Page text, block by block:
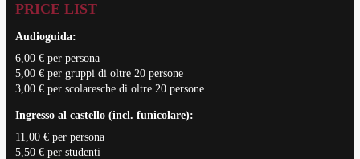
PRICE LIST
Audioguida:
6,00 € per persona
5,00 € per gruppi di oltre 20 persone
3,00 € per scolaresche di oltre 20 persone
Ingresso al castello (incl. funicolare):
11,00 € per persona
5,50 € per studenti